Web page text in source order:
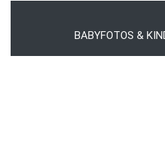
BABYFOTOS &